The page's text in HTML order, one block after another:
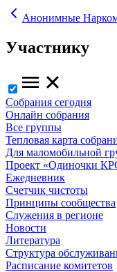
Анонимные
Участнику
Собрания сегодня
Онлайн собрания
Все группы
Тепловая карта
Для маломобильной
Проект «Одиночки
Ежедневник
Счетчик чистоты
Принципы сообщества
Служения в регионе
Новости
Литература
Структура
Расписание комитетов